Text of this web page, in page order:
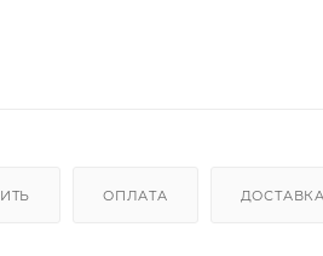
ОПЛАТА ДОСТАВКА